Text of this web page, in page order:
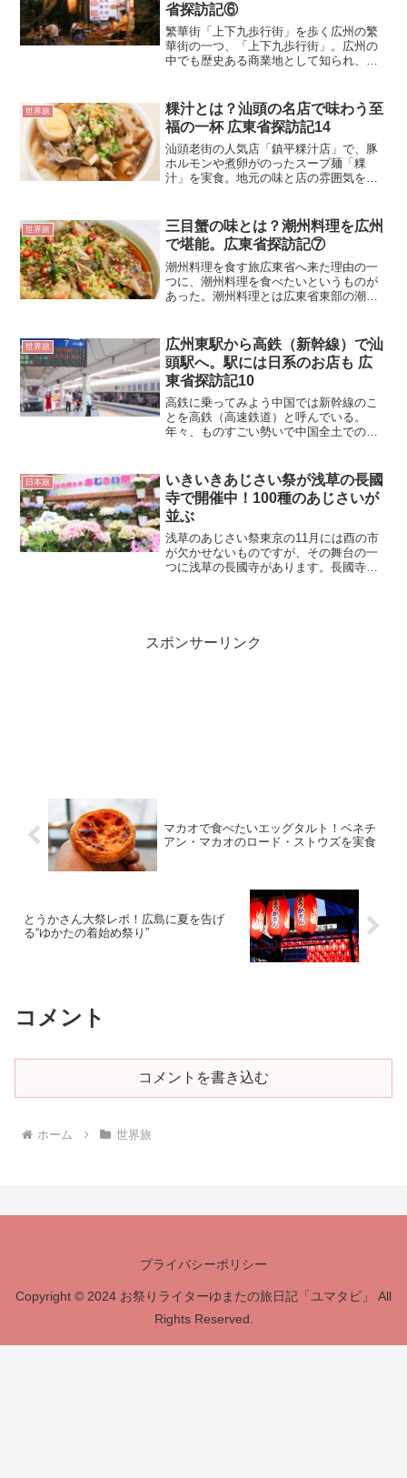
省探訪記⑥
繁華街「上下九歩行街」を歩く広州の繁
華街の一つ、「上下九歩行街」。広州の
中でも歴史ある商業地として知られ、
1995年に広州で初めての歩行者天国化さ
れたこちらだが、商...
世界旅
粿汁とは？汕頭の名店で味わう至
福の一杯 広東省探訪記14
汕頭老街の人気店「鎮平粿汁店」で、豚
ホルモンや煮卵がのったスープ麺「粿
汁」を実食。地元の味と店の雰囲気を紹
世界旅
三目蟹の味とは？潮州料理を広州
で堪能。広東省探訪記⑦
潮州料理を食す旅広東省へ来た理由の一
つに、潮州料理を食べたいというものが
あった。潮州料理とは広東省東部の潮州
えられることもあるといわれる。広州の
街を歩いていると、飲食店...
世界旅
広州東駅から高鉄（新幹線）で汕
頭駅へ。駅には日系のお店も 広
東省探訪記10
高鉄に乗ってみよう中国では新幹線のこ
とを高鉄（高速鉄道）と呼んでいる。
年々、ものすごい勢いで中国全土での開
車で都市間移動をしていたのが過去の記
憶となりそうである。今回私...
日本旅
いきいきあじさい祭が浅草の長國
寺で開催中！100種のあじさいが
並ぶ
浅草のあじさい祭東京の11月には酉の市
が欠かせないものですが、その舞台の一
つに浅草の長國寺があります。長國寺は
スポンサーリンク
マカオで食べたいエッグタルト！ベネチ
アン・マカオのロード・ストウズを実食
とうかさん大祭レポ！広島に夏を告げ
る“ゆかたの着始め祭り”
コメント
コメントを書き込む
ホーム 世界旅
プライバシーポリシー
Copyright © 2024 お祭りライターゆまたの旅日記「ユマタビ」 All
Rights Reserved.